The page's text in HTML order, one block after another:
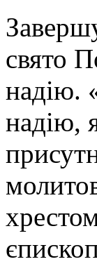
свято
надію.
надію,